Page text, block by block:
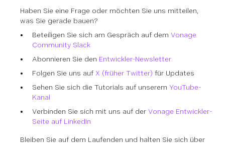
Haben Sie eine Frage oder möchten Sie uns mitteilen,
was Sie gerade bauen?
Beteiligen Sie sich am Gespräch auf dem Vonage
Community Slack
Abonnieren Sie den Entwickler-Newsletter
Folgen Sie uns auf X (früher Twitter) für Updates
Sehen Sie sich die Tutorials auf unserem YouTube-
Kanal
Verbinden Sie sich mit uns auf der Vonage Entwickler-
Seite auf LinkedIn
Bleiben Sie auf dem Laufenden und halten Sie sich über